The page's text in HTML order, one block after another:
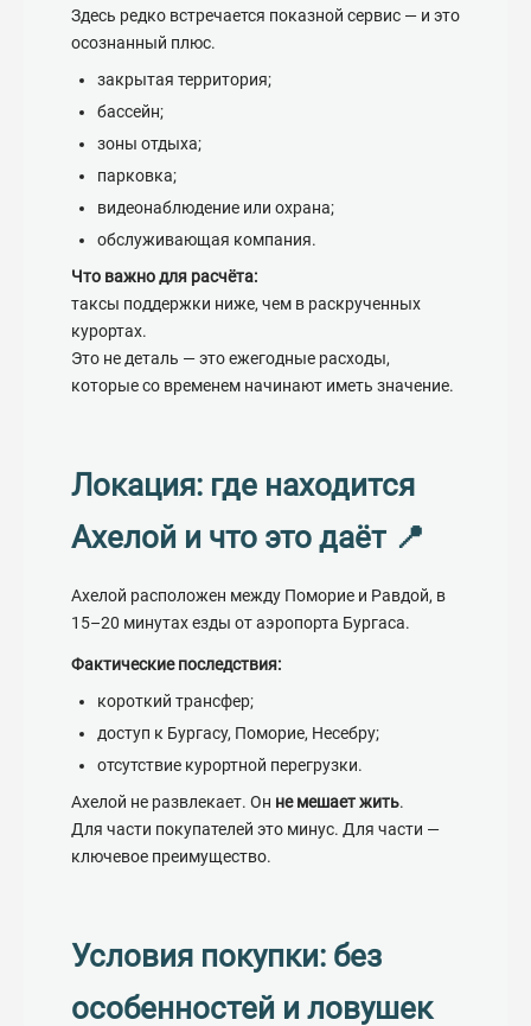
Здесь редко встречается показной сервис — и это
осознанный плюс.
закрытая территория;
бассейн;
зоны отдыха;
парковка;
видеонаблюдение или охрана;
обслуживающая компания.
Что важно для расчёта:
таксы поддержки ниже, чем в раскрученных
курортах.
Это не деталь — это ежегодные расходы,
которые со временем начинают иметь значение.
Локация: где находится
Ахелой и что это даёт 📍
Ахелой расположен между Поморие и Равдой, в
15–20 минутах езды от аэропорта Бургаса.
Фактические последствия:
короткий трансфер;
доступ к Бургасу, Поморие, Несебру;
отсутствие курортной перегрузки.
Ахелой не развлекает. Он не мешает жить.
Для части покупателей это минус. Для части —
ключевое преимущество.
Условия покупки: без
особенностей и ловушек